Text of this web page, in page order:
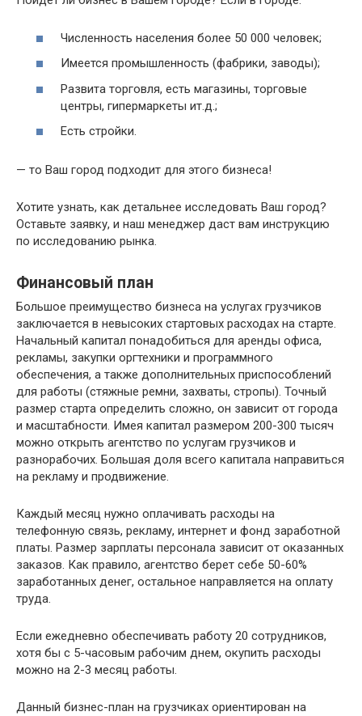
Численность населения более 50 000 человек;
Имеется промышленность (фабрики, заводы);
Развита торговля, есть магазины, торговые
центры, гипермаркеты ит.д.;
Есть стройки.
— то Ваш город подходит для этого бизнеса!
Хотите узнать, как детальнее исследовать Ваш город?
Оставьте заявку, и наш менеджер даст вам инструкцию
по исследованию рынка.
Финансовый план
Большое преимущество бизнеса на услугах грузчиков
заключается в невысоких стартовых расходах на старте.
Начальный капитал понадобиться для аренды офиса,
рекламы, закупки оргтехники и программного
обеспечения, а также дополнительных приспособлений
для работы (стяжные ремни, захваты, стропы). Точный
размер старта определить сложно, он зависит от города
и масштабности. Имея капитал размером 200-300 тысяч
можно открыть агентство по услугам грузчиков и
разнорабочих. Большая доля всего капитала направиться
на рекламу и продвижение.
Каждый месяц нужно оплачивать расходы на
телефонную связь, рекламу, интернет и фонд заработной
платы. Размер зарплаты персонала зависит от оказанных
заказов. Как правило, агентство берет себе 50-60%
заработанных денег, остальное направляется на оплату
труда.
Если ежедневно обеспечивать работу 20 сотрудников,
хотя бы с 5-часовым рабочим днем, окупить расходы
можно на 2-3 месяц работы.
Данный бизнес-план на грузчиках ориентирован на